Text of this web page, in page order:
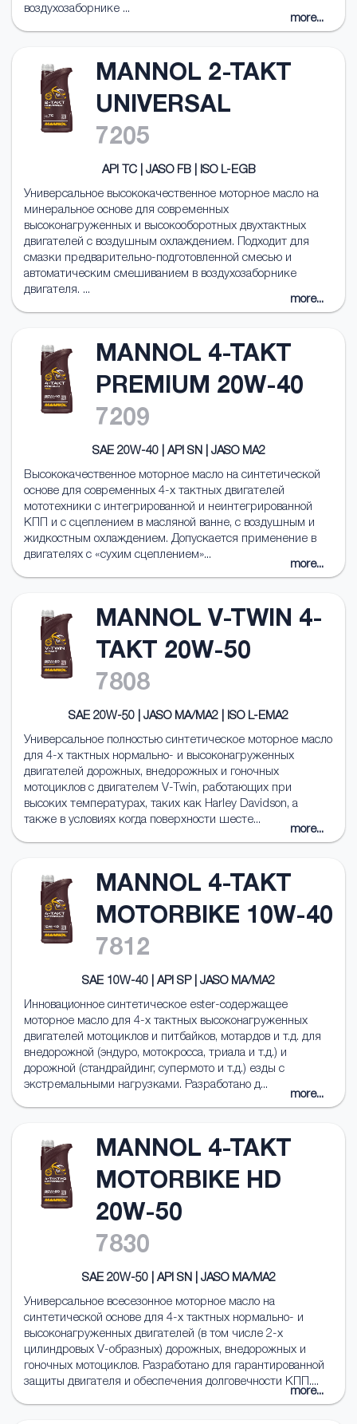
воздухозаборнике ...
more...
MANNOL 2-TAKT
UNIVERSAL
7205
API TC | JASO FB | ISO L-EGB
Универсальное высококачественное моторное масло на
минеральное основе для современных
высоконагруженных и высокооборотных двухтактных
двигателей с воздушным охлаждением. Подходит для
смазки предварительно-подготовленной смесью и
автоматическим смешиванием в воздухозаборнике
двигателя. ...
more...
MANNOL 4-TAKT
PREMIUM 20W-40
7209
SAE 20W-40 | API SN | JASO MA2
Высококачественное моторное масло на синтетической
основе для современных 4-х тактных двигателей
мототехники с интегрированной и неинтегрированной
КПП и с сцеплением в масляной ванне, с воздушным и
жидкостным охлаждением. Допускается применение в
двигателях с «сухим сцеплением»...
more...
MANNOL V-TWIN 4-
TAKT 20W-50
7808
SAE 20W-50 | JASO MA/MA2 | ISO L-EMA2
Универсальное полностью синтетическое моторное масло
для 4-х тактных нормально- и высоконагруженных
двигателей дорожных, внедорожных и гоночных
мотоциклов с двигателем V-Twin, работающих при
высоких температурах, таких как Harley Davidson, а
также в условиях когда поверхности шесте...
more...
MANNOL 4-TAKT
MOTORBIKE 10W-40
7812
SAE 10W-40 | API SP | JASO MA/MA2
Инновационное синтетическое ester-содержащее
моторное масло для 4-х тактных высоконагруженных
двигателей мотоциклов и питбайков, мотардов и т.д. для
внедорожной (эндуро, мотокросса, триала и т.д.) и
дорожной (стандрайдинг, супермото и т.д.) езды с
экстремальными нагрузками. Разработано д...
more...
MANNOL 4-TAKT
MOTORBIKE HD
20W-50
7830
SAE 20W-50 | API SN | JASO MA/MA2
Универсальное всесезонное моторное масло на
синтетической основе для 4-х тактных нормально- и
высоконагруженных двигателей (в том числе 2-х
цилиндровых V-образных) дорожных, внедорожных и
гоночных мотоциклов. Разработано для гарантированной
защиты двигателя и обеспечения долговечности КПП....
more...